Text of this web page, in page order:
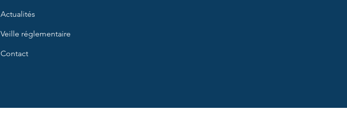
Actualités
Veille réglementaire
Contact